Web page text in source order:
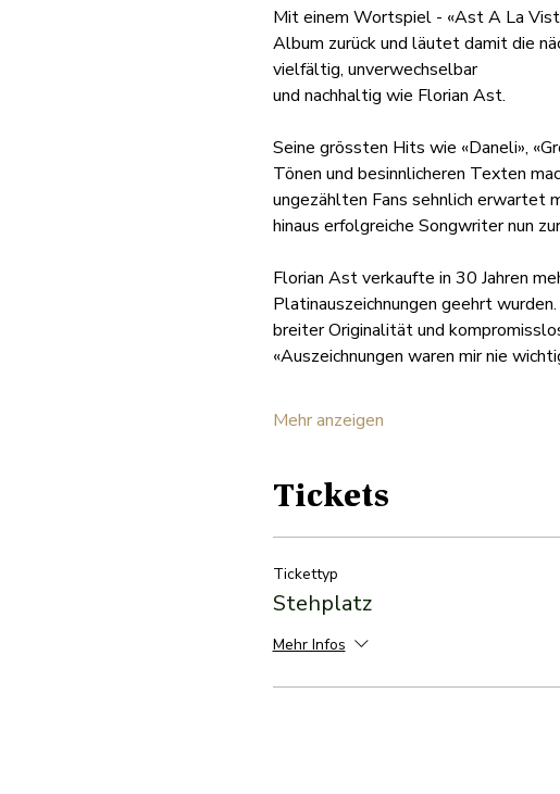
Mit einem Wortspiel - «Ast A La
Album zurück und läutet damit die
vielfältig, unverwechselbar
und nachhaltig wie Florian Ast.
Seine grössten Hits wie «Daneli»,
Tönen und besinnlicheren Texten
ungezählten Fans sehnlich erwartet
hinaus erfolgreiche Songwriter nun
Florian Ast verkaufte in 30 Jahren
Platinauszeichnungen geehrt
breiter Originalität und
«Auszeichnungen waren mir nie
Mehr anzeigen
Tickets
Tickettyp
Stehplatz
Mehr Infos